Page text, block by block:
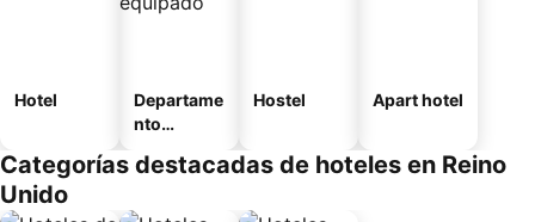
Hotel
Departame
nto
Hostel Apart hotel
Categorías destacadas de hoteles en Reino
Unido